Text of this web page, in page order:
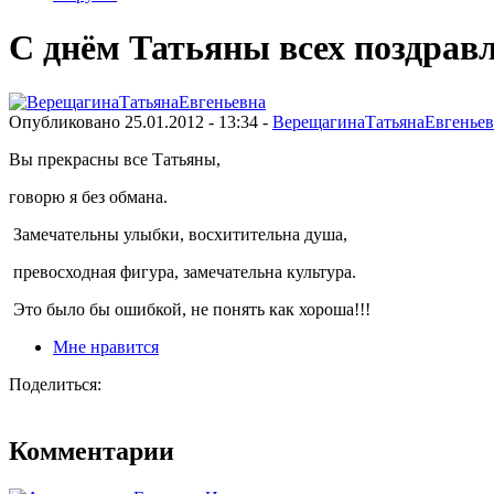
С днём Татьяны всех
Опубликовано 25.01.2012 - 13:34 -
Вы прекрасны все Татьяны,
говорю я без обмана.
Замечательны улыбки, восхитительна душа,
превосходная фигура, замечательна культура.
Это было бы ошибкой, не понять как хороша!!!
Мне нравится
Поделиться:
Комментарии